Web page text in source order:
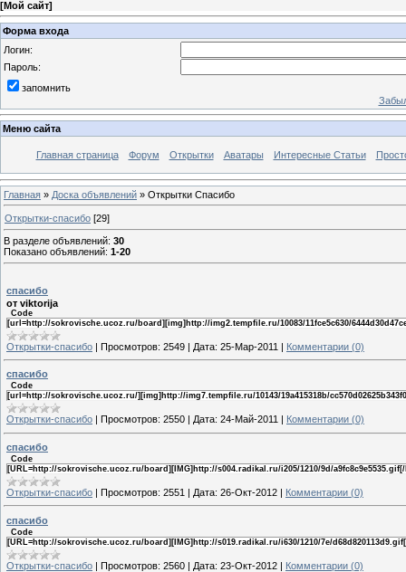
[Мой сайт]
Форма входа
Логин:
Пароль:
запомнить
Меню сайта
Главная страница Форум Открытки Аватары Интересные Статьи
Главная » Доска объявлений » Открытки Спасибо
Открытки-спасибо [29]
В разделе объявлений: 30
Показано объявлений: 1-20
спасибо
от viktorija
Code
[url=http://sokrovische.ucoz.ru/board][img]http://img2.tempfile.ru/10083/11fce5c630/
Открытки-спасибо | Просмотров: 2549 | Дата: 25-Мар-2011 | Комментарии (0)
спасибо
Code
[url=http://sokrovische.ucoz.ru/][img]http://img7.tempfile.ru/10143/19a415318b/
Открытки-спасибо Просмотров: 2550 Дата: 24-Май-2011 Комментарии (0)
спасибо
Code
[URL=http://sokrovische.ucoz.ru/board][IMG]http://s004.radikal.ru/i205/1210/9d/
Открытки-спасибо | Просмотров: 2551 | Дата: 26-Окт-2012 | Комментарии (0)
спасибо
Code
[URL=http://sokrovische.ucoz.ru/board][IMG]http://s019.radikal.ru/i630/1210/7e/
Открытки-спасибо | Просмотров: 2560 | Дата: 23-Окт-2012 | Комментарии (0)